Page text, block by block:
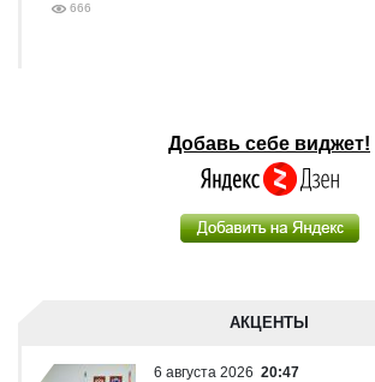
666
Добавь себе виджет!
АКЦЕНТЫ
6 августа 2026 20:47